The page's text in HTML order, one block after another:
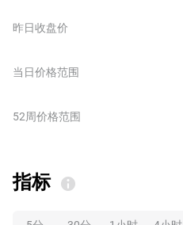
昨日收盘价
当日价格范围
52周价格范围
指标